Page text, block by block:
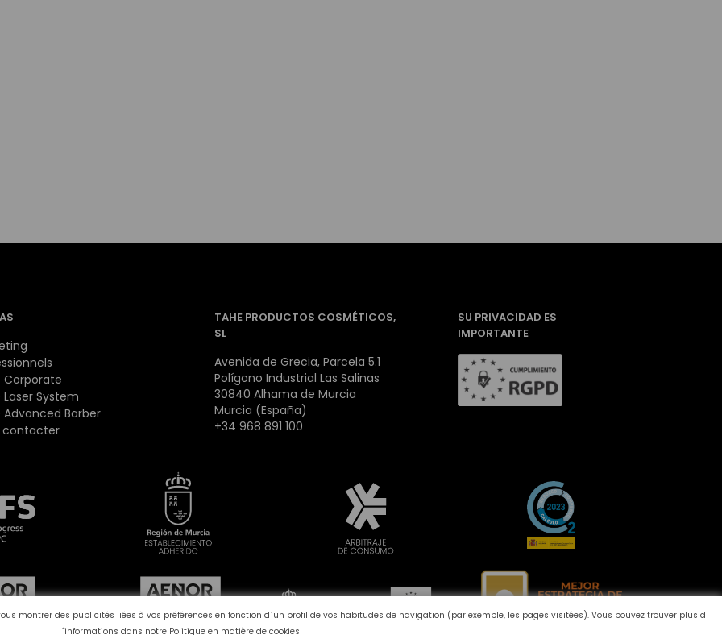
montrer des publicités liées à vos préférences en fonction d´un profil de vos habitudes de navigation (par exemple, les pages visitées). Vous pouvez trouver plus d
´informations dans notre Politique en matière de cookies
Corporate
Laser System
Advanced Barber
contacter
TAHE PRODUCTOS COSMÉTICOS,
SL
Avenida de Grecia, Parcela 5.1
Polígono Industrial Las Salinas
30840 Alhama de Murcia
Murcia (España)
+34 968 891 100
SU PRIVACIDAD ES
IMPORTANTE